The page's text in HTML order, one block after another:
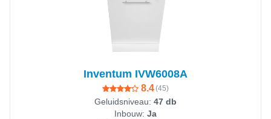
Inventum IVW6008A
8.4(45)
Geluidsniveau: 47 db
Inbouw: Ja